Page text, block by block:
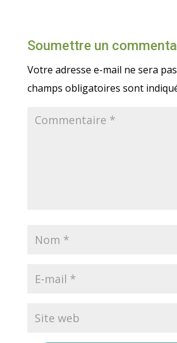
Soumettre un
Votre adresse e-mail ne sera
champs obligatoires sont